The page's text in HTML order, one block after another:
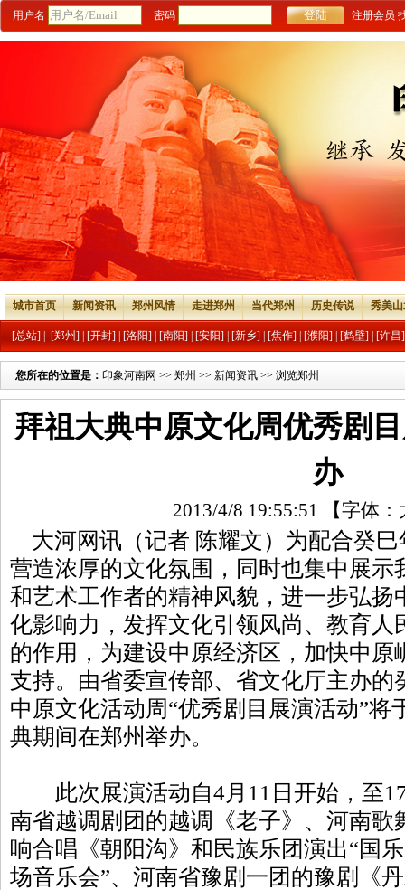
用户名 密码 注册会员
城市首页 新闻资讯 郑州风情 走进郑州 当代郑州 历史传说 秀美
[总站] [郑州] [开封] [洛阳] [南阳] [安阳] [新乡] [焦作] [濮阳] [鹤壁] [许昌]
您所在的位置是： 印象河南网 >> 郑州 >> 新闻资讯 >> 浏览郑州
拜祖大典中原文化周优秀剧
办
2013/4/8 19:55:51 【字体：
大河网讯（记者 陈耀文）为配合癸
营造浓厚的文化氛围，同时也集中展示
和艺术工作者的精神风貌，进一步弘扬
化影响力，发挥文化引领风尚、教育人
的作用，为建设中原经济区，加快中原
支持。由省委宣传部、省文化厅主办的
中原文化活动周“优秀剧目展演活动”将
典期间在郑州举办。
此次展演活动自4月11日开始，至
南省越调剧团的越调《老子》、河南歌
响合唱《朝阳沟》和民族乐团演出“国
场音乐会”、河南省豫剧一团的豫剧《